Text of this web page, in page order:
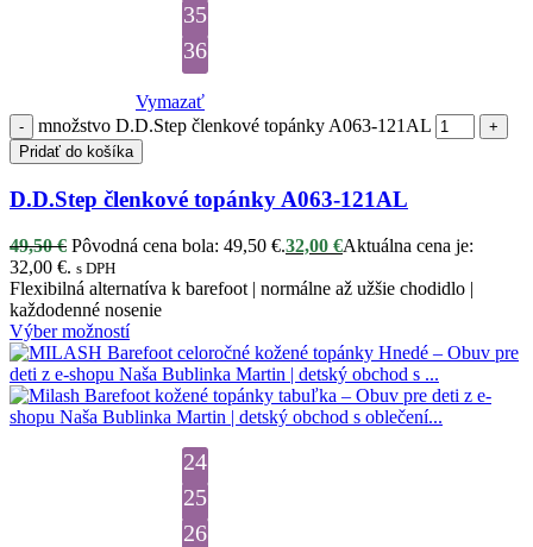
35
36
Vymazať
množstvo D.D.Step členkové topánky A063-121AL
Pridať do košíka
D.D.Step členkové topánky A063-121AL
49,50€ Pôvodná cena bola: 49,50 €.32,00 €Aktuálna cena je:
32,00 €. s DPH
Flexibilná alternatíva k barefoot | normálne až užšie chodidlo |
každodenné nosenie
Výber možností
24
25
26